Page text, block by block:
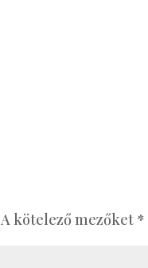
A kötelező mezőket *